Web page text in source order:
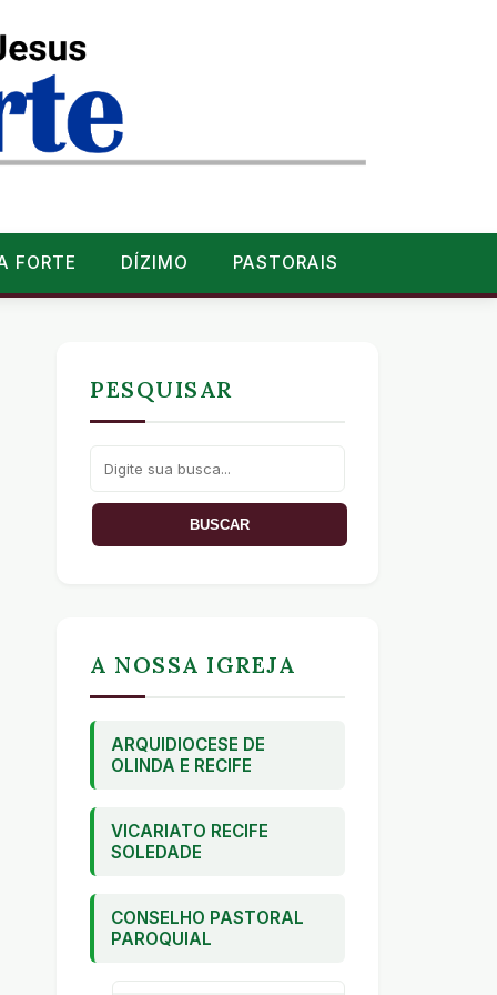
FORTE DÍZIMO PASTORAIS
PESQUISAR
A NOSSA IGREJA
ARQUIDIOCESE DE
OLINDA E RECIFE
VICARIATO RECIFE
SOLEDADE
CONSELHO PASTORAL
PAROQUIAL